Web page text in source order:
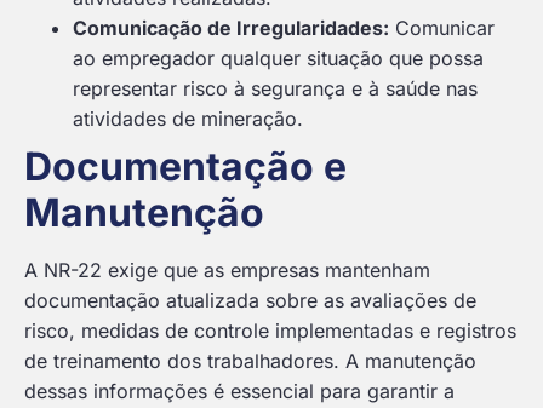
Comunicação de Irregularidades: Comunicar
ao empregador qualquer situação que possa
representar risco à segurança e à saúde nas
atividades de mineração.
Documentação e
Manutenção
A NR-22 exige que as empresas mantenham
documentação atualizada sobre as avaliações de
risco, medidas de controle implementadas e registros
de treinamento dos trabalhadores. A manutenção
dessas informações é essencial para garantir a